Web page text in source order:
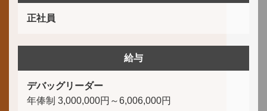
正社員
給与
デバッグリーダー
年俸制 3,000,000円～6,006,000円